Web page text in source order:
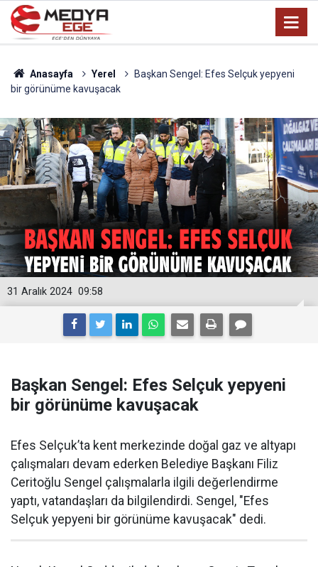
Anasayfa Yerel
Başkan Sengel: Efes Selçuk yepyeni
bir görünüme kavuşacak
09:58
31 Aralık 2024
Başkan Sengel: Efes Selçuk yepyeni
bir görünüme kavuşacak
Efes Selçuk’ta kent merkezinde doğal gaz ve altyapı
çalışmaları devam ederken Belediye Başkanı Filiz
Ceritoğlu Sengel çalışmalarla ilgili değerlendirme
yaptı, vatandaşları da bilgilendirdi. Sengel, "Efes
Selçuk yepyeni bir görünüme kavuşacak" dedi.